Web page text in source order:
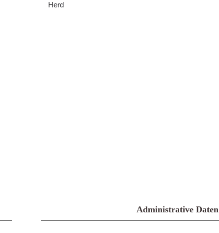
Herd
Administrative Daten